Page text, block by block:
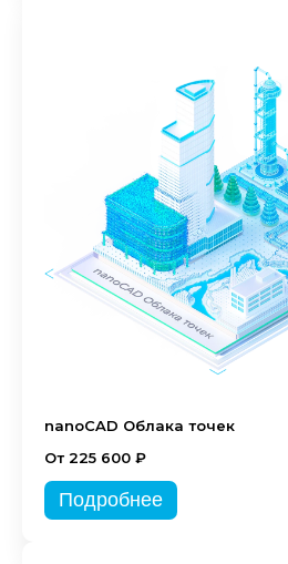
nanoCAD Облака точек
От 225 600 ₽
Подробнее